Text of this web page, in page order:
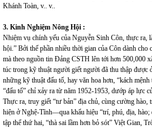
Khánh Toàn, v.. v..
3. Kinh Nghiệm Nông Hội :
Nhiệm vụ chính yếu của Nguyễn Sinh Côn, thực ra,
hội.” Bởi thế phần nhiều thời gian của Côn dành
mà theo nguồn tin Đảng CSTH lên tới hơn 500,000
túc trong kỹ thuật người giết người đã thu thập được
những kỹ thuật đấu tố, hay văn hoa hơn, “kách
“đấu tố” chỉ xảy ra từ năm 1952-1953, dướp áp lực
Thực ra, truy giết “tư bản” địa chủ, cùng cường
hiện ở Nghệ-Tĩnh—qua khẩu hiệu “trí, phú, địa, hào;
tập thể thứ hai, “thà sai lầm hơn bỏ sót” Việt Gian,